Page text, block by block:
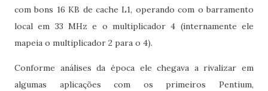
com bons 16 KB de cache L1, operando com o barramento
local em 33 MHz e o multiplicador 4 (internamente ele
mapeia o multiplicador 2 para o 4).
Conforme análises da época ele chegava a rivalizar em
algumas aplicações com os primeiros Pentium,